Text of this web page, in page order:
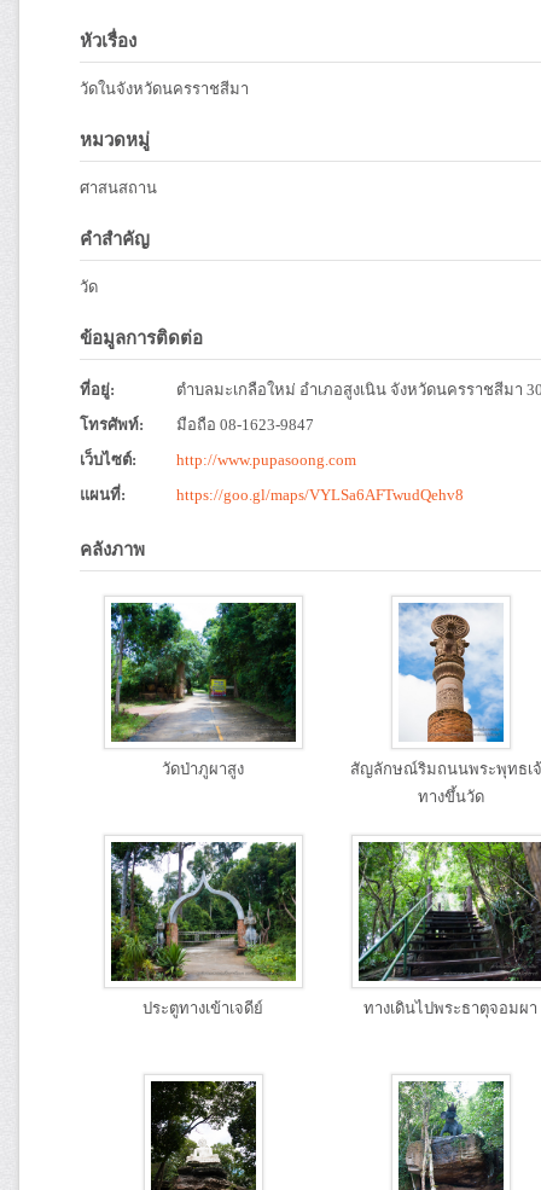
หัวเรื่อง
วัดในจังหวัดนครราชสีมา
หมวดหมู่
ศาสนสถาน
คำสำคัญ
วัด
ข้อมูลการติดต่อ
ที่อยู่:
ตำบลมะเกลือใหม่ อำเภอสูงเนิน จังหวัดนครราชสีมา
โทรศัพท์:
มือถือ 08-1623-9847
เว็บไซต์:
http://www.pupasoong.com
แผนที่:
https://goo.gl/maps/VYLSa6AFTwudQehv8
คลังภาพ
วัดป่าภูผาสูง
สัญลักษณ์ริมถนนพระพุทธเ
ทางขึ้นวัด
ประตูทางเข้าเจดีย์ ทางเดินไปพระธาตุจอมผา